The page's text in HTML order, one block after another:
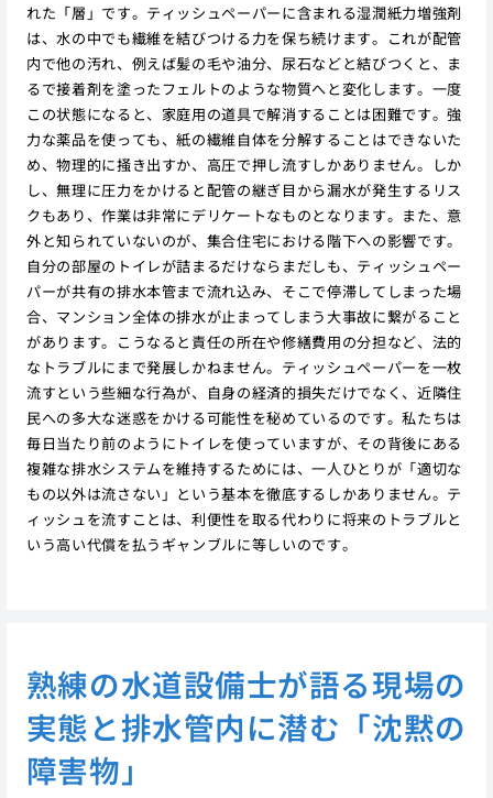
れた「層」です。ティッシュペーパーに含まれる湿潤紙力増強剤
は、水の中でも繊維を結びつける力を保ち続けます。これが配管
内で他の汚れ、例えば髪の毛や油分、尿石などと結びつくと、ま
るで接着剤を塗ったフェルトのような物質へと変化します。一度
この状態になると、家庭用の道具で解消することは困難です。強
力な薬品を使っても、紙の繊維自体を分解することはできないた
め、物理的に掻き出すか、高圧で押し流すしかありません。しか
し、無理に圧力をかけると配管の継ぎ目から漏水が発生するリス
クもあり、作業は非常にデリケートなものとなります。また、意
外と知られていないのが、集合住宅における階下への影響です。
自分の部屋のトイレが詰まるだけならまだしも、ティッシュペー
パーが共有の排水本管まで流れ込み、そこで停滞してしまった場
合、マンション全体の排水が止まってしまう大事故に繋がること
があります。こうなると責任の所在や修繕費用の分担など、法的
なトラブルにまで発展しかねません。ティッシュペーパーを一枚
流すという些細な行為が、自身の経済的損失だけでなく、近隣住
民への多大な迷惑をかける可能性を秘めているのです。私たちは
毎日当たり前のようにトイレを使っていますが、その背後にある
複雑な排水システムを維持するためには、一人ひとりが「適切な
もの以外は流さない」という基本を徹底するしかありません。テ
ィッシュを流すことは、利便性を取る代わりに将来のトラブルと
いう高い代償を払うギャンブルに等しいのです。
熟練の水道設備士が語る現場の
実態と排水管内に潜む「沈黙の
障害物」